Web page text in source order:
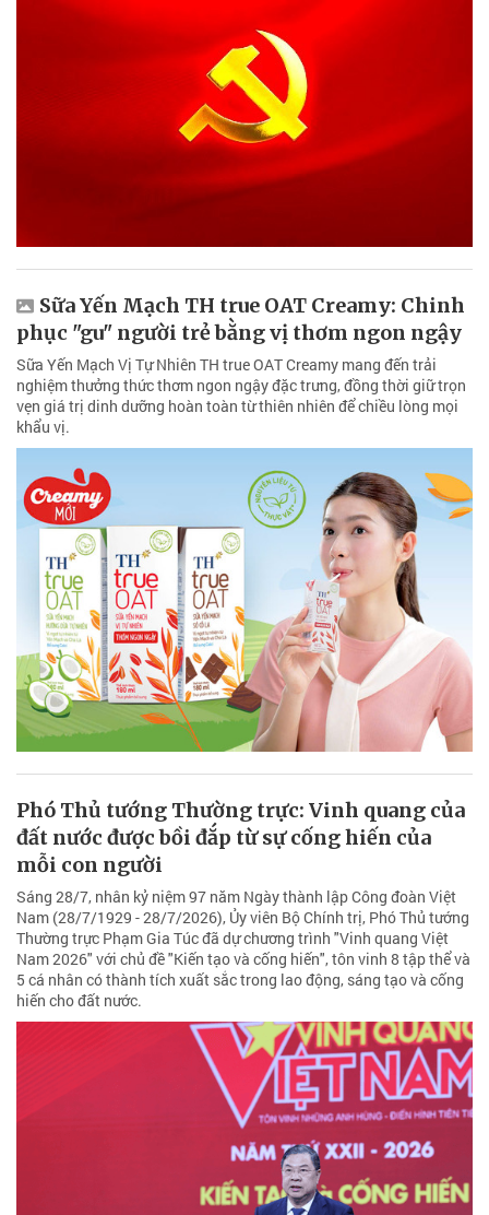
Sữa Yến Mạch TH true OAT Creamy: Chinh
phục "gu" người trẻ bằng vị thơm ngon ngậy
Sữa Yến Mạch Vị Tự Nhiên TH true OAT Creamy mang đến trải
nghiệm thưởng thức thơm ngon ngậy đặc trưng, đồng thời giữ trọn
vẹn giá trị dinh dưỡng hoàn toàn từ thiên nhiên để chiều lòng mọi
khẩu vị.
Phó Thủ tướng Thường trực: Vinh quang của
đất nước được bồi đắp từ sự cống hiến của
mỗi con người
Sáng 28/7, nhân kỷ niệm 97 năm Ngày thành lập Công đoàn Việt
Nam (28/7/1929 - 28/7/2026), Ủy viên Bộ Chính trị, Phó Thủ tướng
Thường trực Phạm Gia Túc đã dự chương trình "Vinh quang Việt
Nam 2026" với chủ đề "Kiến tạo và cống hiến", tôn vinh 8 tập thể và
5 cá nhân có thành tích xuất sắc trong lao động, sáng tạo và cống
hiến cho đất nước.